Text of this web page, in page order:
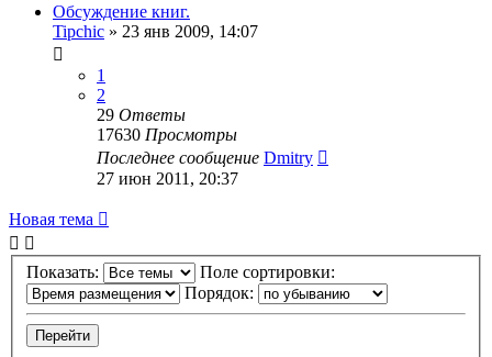
Обсуждение книг.
Tipchic » 23 янв 2009, 14:07
1
2
29 Ответы
17630 Просмотры
Последнее сообщение Dmitry
27 июн 2011, 20:37
Новая тема
Показать:
Поле сортировки:
Порядок: